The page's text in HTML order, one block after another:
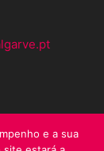
e a sua